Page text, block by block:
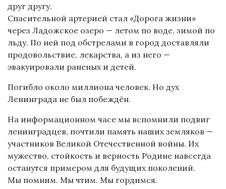
друг другу.
Спасительной артерией стал «Дорога жизни»
через Ладожское озеро — летом по воде, зимой по
льду. По ней под обстрелами в город доставляли
продовольствие, лекарства, а из него —
эвакуировали раненых и детей.
Погибло около миллиона человек. Но дух
Ленинграда не был побеждён.
На информационном часе мы вспомнили подвиг
ленинградцев, почтили память наших земляков —
участников Великой Отечественной войны. Их
мужество, стойкость и верность Родине навсегда
останутся примером для будущих поколений.
Мы помним. Мы чтим. Мы гордимся.